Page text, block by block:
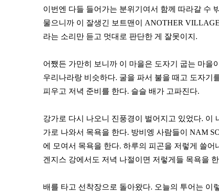
이번엔 다들 들어가는 분위기여서 함께 따라갈 수
물으니까 이 잘생긴 보트맨이 ANOTHER
라는 소리만 듣고 멋대로 판단한 게 잘못이지.
어쨌든 가만히 보니까 이 마을은 도자기 굽는 마을
우리나라랑 비슷하다. 굴을 파서 불을 때고 도자기
피우고 저녁 준비를 한다. 슬슬 배가 고파진다.
강가로 다시 나오니 진풍경이 벌어지고 있었다. 이
가로 나와서 목욕을 한다. 방비엥 사람들이 NAM
에 모여서 목욕을 한다. 하루의 피곤을 저렇게 쓸
겐지스 강에서도 저녁 나절이면 저렇게들 목욕을
배를 타고 선착장으로 돌아왔다. 오늘의 투어는 이